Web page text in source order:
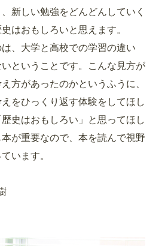
新しい勉強をどんどんしていく
はおもしろいと思えます。
、大学と高校での学習の違い
ということです。こんな見方が
方があったのかというふうに、
をひっくり返す体験をしてほし
史はおもしろい」と思ってほし
が重要なので、本を読んで視野
います。